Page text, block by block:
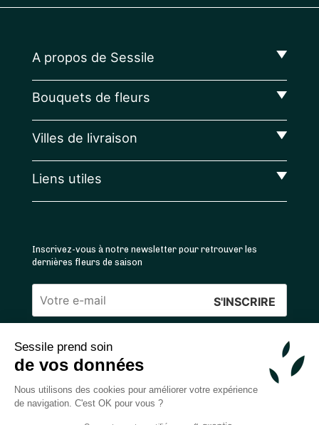
Sessile prend soin
de vos données
Nous utilisons des cookies pour améliorer votre expérience
de navigation. C'est OK pour vous ?
A propos de Sessile
Bouquets de fleurs
Villes de livraison
Liens utiles
Inscrivez-vous à notre newsletter pour retrouver les
dernières fleurs de saison
Veuillez
ce
champ
4.4 /5 ⭐ | 120 000+ bouquets livrés |
Achats 100% sécurisés